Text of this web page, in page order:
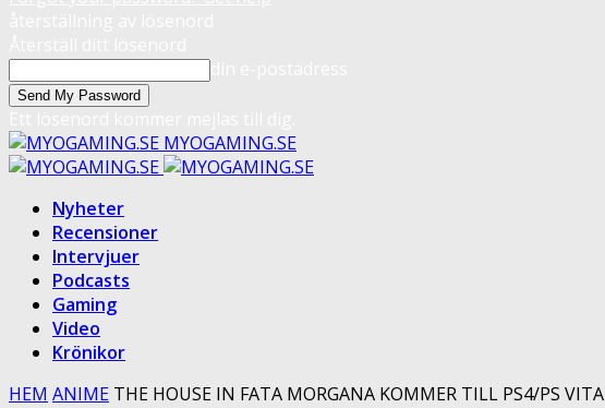
MYOGAMING.SE
Nyheter
Recensioner
Intervjuer
Podcasts
Gaming
Video
Krönikor
HEM ANIME THE HOUSE IN FATA MORGANA KOMMER TILL PS4/PS VITA